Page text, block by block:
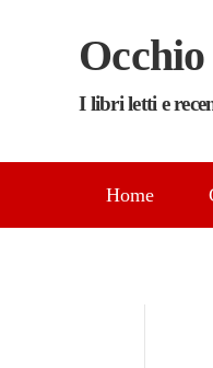
Skip to main content
I libri letti e
Home